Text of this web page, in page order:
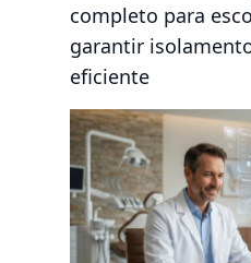
completo para
garantir
eficiente